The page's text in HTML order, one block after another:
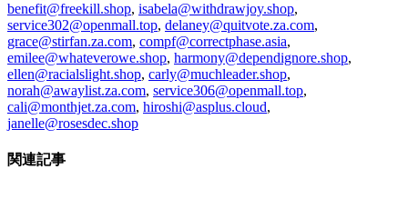
benefit@freekill.shop, isabela@withdrawjoy.shop,
service302@openmall.top, delaney@quitvote.za.com,
grace@stirfan.za.com, compf@correctphase.asia,
emilee@whateverowe.shop, harmony@dependignore.shop,
ellen@racialslight.shop, carly@muchleader.shop,
norah@awaylist.za.com, service306@openmall.top,
cali@monthjet.za.com, hiroshi@asplus.cloud,
janelle@rosesdec.shop
関連記事